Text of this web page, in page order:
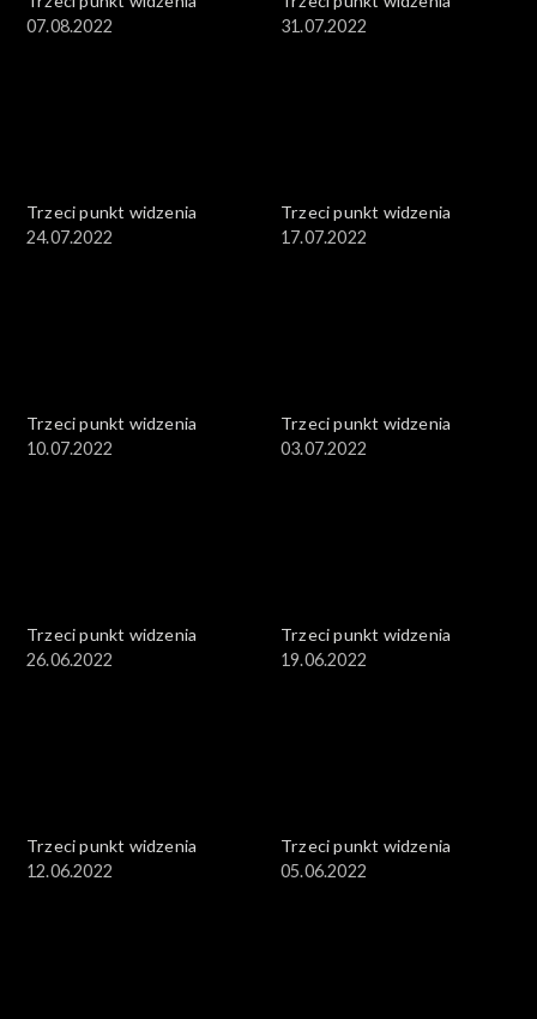
07.08.2022
31.07.2022
Trzeci punkt widzenia
24.07.2022
Trzeci punkt widzenia
17.07.2022
Trzeci punkt widzenia
10.07.2022
Trzeci punkt widzenia
03.07.2022
Trzeci punkt widzenia
26.06.2022
Trzeci punkt widzenia
19.06.2022
Trzeci punkt widzenia
12.06.2022
Trzeci punkt widzenia
05.06.2022